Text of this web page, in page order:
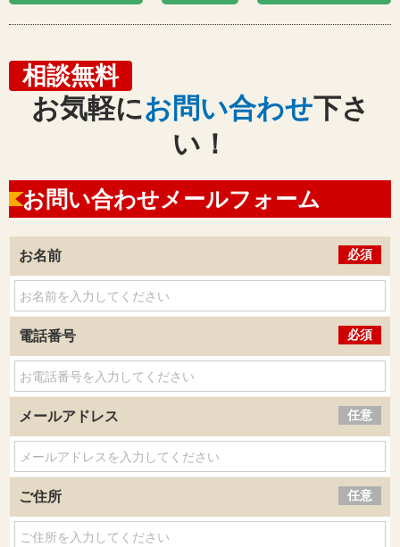
相談無料
お気軽にお問い合わせ下さ
い！
お問い合わせメールフォーム
お名前 必須
電話番号 必須
メールアドレス 任意
ご住所 任意